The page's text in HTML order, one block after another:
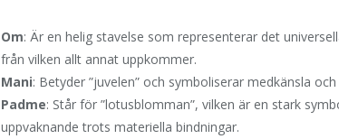
Om: Är en helig stavelse som representerar det
från vilken allt annat uppkommer.
Mani: Betyder ”juvelen” och symboliserar medkänsla
Padme: Står för ”lotusblomman”, vilken är en stark
uppvaknande trots materiella bindningar.